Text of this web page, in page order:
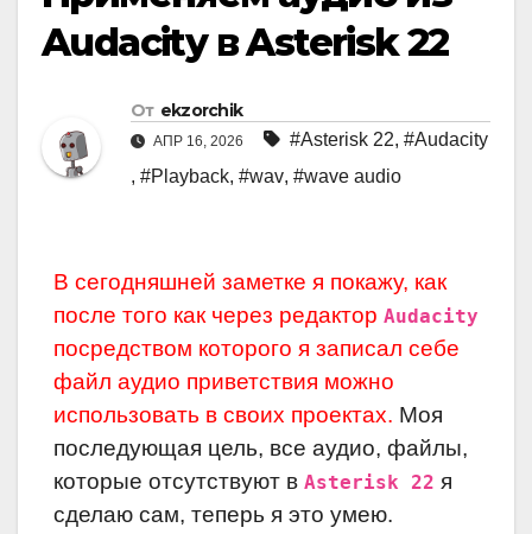
Audacity в Asterisk 22
От ekzorchik
АПР 16, 2026 #Asterisk 22, #Audacity
, #Playback, #wav, #wave audio
В сегодняшней заметке я покажу, как
после того как через редактор Audacity
посредством которого я записал себе
файл аудио приветствия можно
использовать в своих проектах. Моя
последующая цель, все аудио, файлы,
которые отсутствуют в Asterisk 22 я
сделаю сам, теперь я это умею.